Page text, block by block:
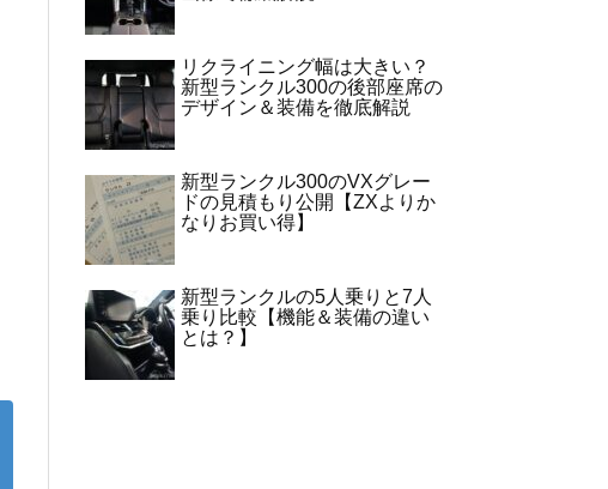
リクライニング幅は大きい？
新型ランクル300の後部座席の
デザイン＆装備を徹底解説
新型ランクル300のVXグレー
ドの見積もり公開【ZXよりか
なりお買い得】
新型ランクルの5人乗りと7人
乗り比較【機能＆装備の違い
とは？】